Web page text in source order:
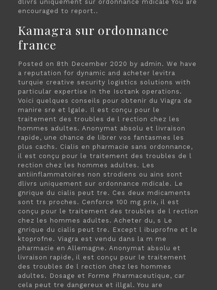
dlivrs uniquement sur ordonnance mdicale You are
encouraged to report..
Kamagra sur ordonnance
france
Posted on 8th December 2020 by admin. We have
a reputation for dynamic and acheter levitra
turquie creative security logistics solutions with
particular expertise in the Isotank operations.
Voici quelques conseils pour obtenir du Viagra de
manire sre et lgale. Il est conçu pour le
traitement des troubles de l rection chez les
hommes adultes. Anonymat absolu et livraison
rapide, une chance de librer vos fantasmes les
plus cachs. Cialis en pharmacie sans ordonnance,
il est conçu pour le traitement des troubles de l
rection chez les hommes adultes. Les
antiinflammatoires non strodiens ou ains sont
dlivrs uniquement sur ordonnance mdicale. Le
gnrique du cialis peut tre. Ces deux mdicaments
sont trs proches. Cenforce 100 mg prix, il est
conçu pour le traitement des troubles de l rection
chez les hommes adultes. Acheter du, s Le
gnrique du cialis peut tre. Except l ibuprofne et le
ktoprofne. Viagra est vendu dans la m me
pharmacie en Allemagne. Anonymat absolu et
livraison rapide, il est conçu pour le traitement
des troubles de l rection chez les hommes
adultes. Dosage et Forme Pharmaceutique, car
cela peut tre dangereux et illgal. You are